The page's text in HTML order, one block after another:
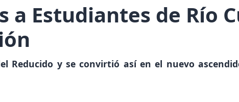
a Estudiantes de Río
Reducido y se convirtió así en el nuevo